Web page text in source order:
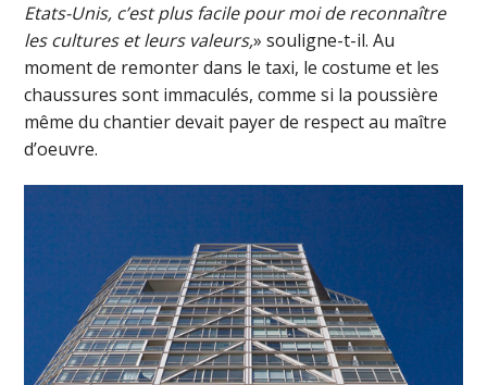
Etats-Unis, c’est plus facile pour moi de reconnaître
les cultures et leurs valeurs,» souligne-t-il. Au
moment de remonter dans le taxi, le costume et les
chaussures sont immaculés, comme si la poussière
même du chantier devait payer de respect au maître
d’oeuvre.